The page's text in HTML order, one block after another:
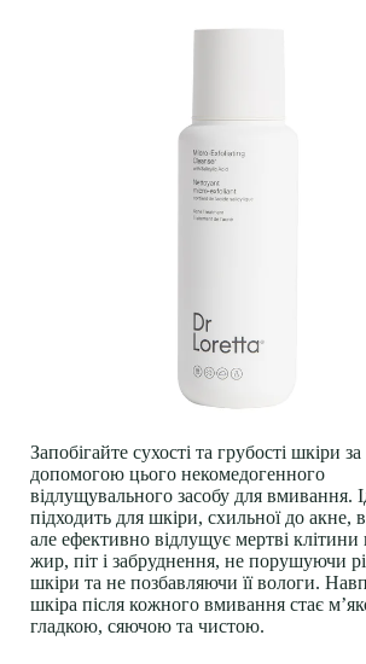
Запобігайте сухості та грубості шкіри за
допомогою цього некомедогенного
відлущувального засобу для вмивання.
підходить для шкіри, схильної до акне,
але ефективно відлущує мертві клітини
жир, піт і забруднення, не порушуючи
шкіри та не позбавляючи її вологи.
шкіра після кожного вмивання стає
гладкою, сяючою та чистою.